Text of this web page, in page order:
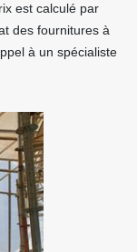
est calculé par
des fournitures à
à un spécialiste